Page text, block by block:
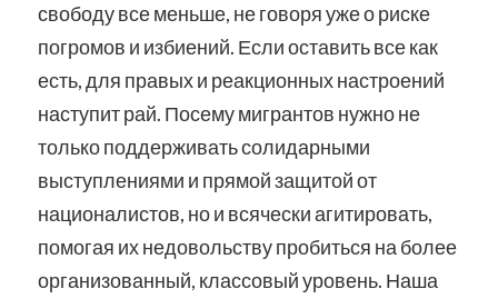
свободу все меньше, не говоря уже о риске
погромов и избиений. Если оставить все как
есть, для правых и реакционных настроений
наступит рай. Посему мигрантов нужно не
только поддерживать солидарными
выступлениями и прямой защитой от
националистов, но и всячески агитировать,
помогая их недовольству пробиться на более
организованный, классовый уровень. Наша